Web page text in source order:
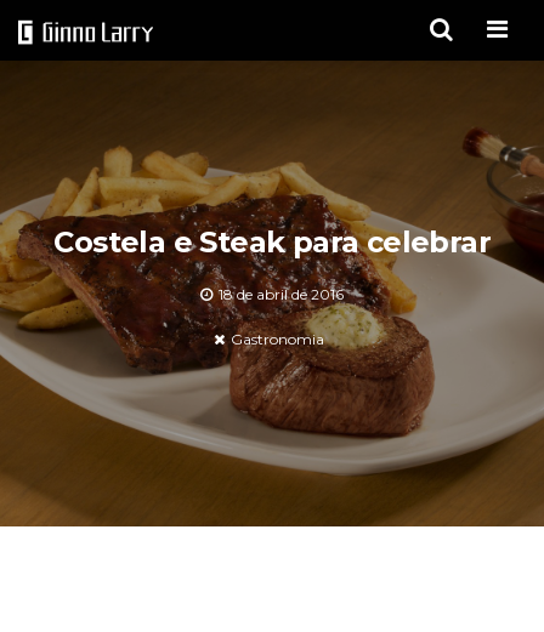
Costela e Steak para celebrar
18 de abril de 2016
Gastronomia